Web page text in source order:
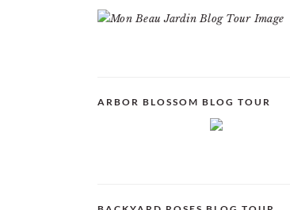
ARBOR BLOSSOM BLOG TOUR